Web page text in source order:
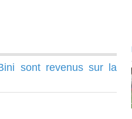
sont revenus sur la